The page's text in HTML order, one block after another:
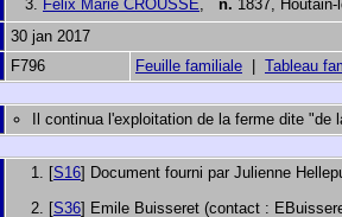
3. Félix Marie CROUSSE, n. 1837,
30 jan 2017
F796 Feuille familiale Tableau
Il continua l'exploitation de la ferme dite
[S16] Document fourni par Julienne
[S36] Emile Buisseret (contact :